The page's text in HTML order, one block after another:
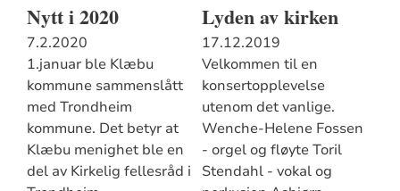
Nytt i 2020
7.2.2020
1.januar ble Klæbu
kommune sammenslått
med Trondheim
kommune. Det betyr at
Klæbu menighet ble en
del av Kirkelig fellesråd i
Lyden av kirken
17.12.2019
Velkommen til en
konsertopplevelse
utenom det vanlige.
Wenche-Helene Fossen
- orgel og fløyte Toril
Stendahl - vokal og